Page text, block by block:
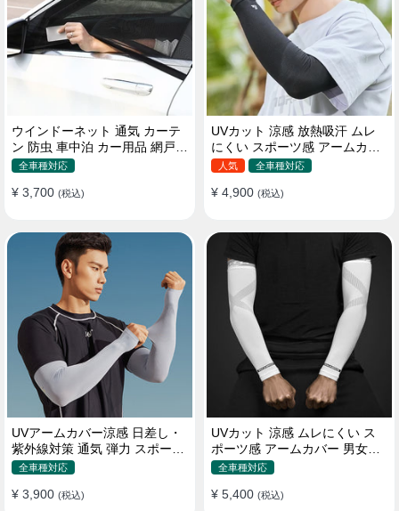
ウインドーネット 通気 カーテ
ン 防虫 車中泊 カー用品 網戸
取付簡単
全車種対応
¥ 3,700 (税込)
UVカット 涼感 放熱吸汗 ムレ
にくい スポーツ感 アームカバ
ー 男女汎用
人気 全車種対応
¥ 4,900 (税込)
UVアームカバー涼感 日差し・
紫外線対策 通気 弾力 スポーツ
感 メンズ
全車種対応
¥ 3,900 (税込)
UVカット 涼感 ムレにくい ス
ポーツ感 アームカバー 男女汎
用 xs-xxl
全車種対応
¥ 5,400 (税込)